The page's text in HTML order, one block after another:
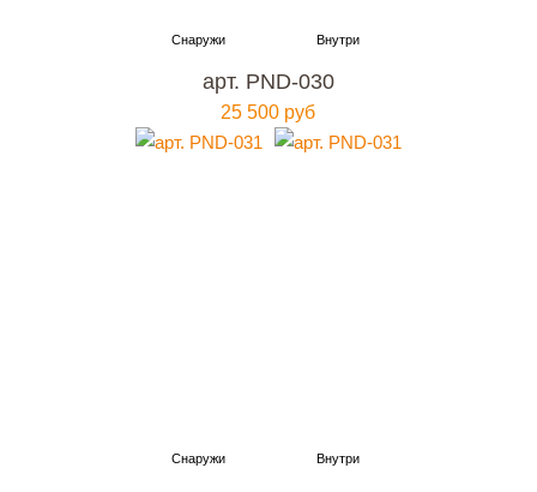
арт. PND-030
25 500 руб